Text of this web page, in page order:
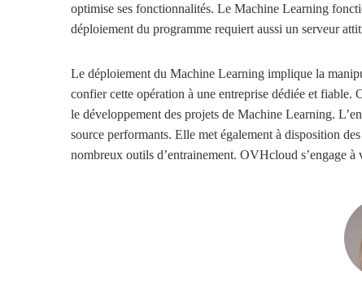
optimise ses fonctionnalités. Le Machine Learning
déploiement du programme requiert aussi un serveur
Le déploiement du Machine Learning implique la
confier cette opération à une entreprise dédiée et
le développement des projets de Machine Learning.
source performants. Elle met également à disposition
nombreux outils d’entrainement. OVHcloud s’engage